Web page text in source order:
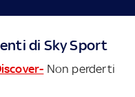
di Sky Sport
Non perderti